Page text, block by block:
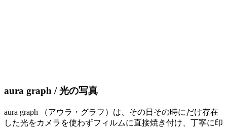
aura graph / 光の写真
aura graph （アウラ・グラフ）は、その日その時にだけ存在
した光をカメラを使わずフィルムに直接焼き付け、丁寧に印